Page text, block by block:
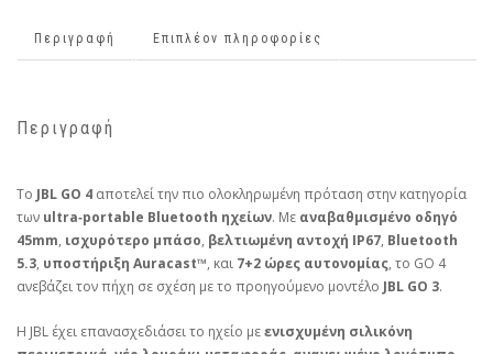
Περιγραφή Επιπλέον πληροφορίες
Περιγραφή
Το JBL GO 4 αποτελεί την πιο ολοκληρωμένη πρόταση στην κατηγορία
των ultra‑portable Bluetooth ηχείων. Με αναβαθμισμένο οδηγό
45mm, ισχυρότερο μπάσο, βελτιωμένη αντοχή IP67, Bluetooth
5.3, υποστήριξη Auracast™, και 7+2 ώρες αυτονομίας, το GO 4
ανεβάζει τον πήχη σε σχέση με το προηγούμενο μοντέλο JBL GO 3.
Η JBL έχει επανασχεδιάσει το ηχείο μεενισχυμένη σιλικόνη